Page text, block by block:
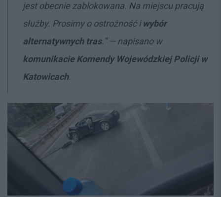
jest obecnie zablokowana. Na miejscu pracują
służby. Prosimy o ostrożność i wybór
alternatywnych tras.” — napisano w
komunikacie Komendy Wojewódzkiej Policji w
Katowicach.